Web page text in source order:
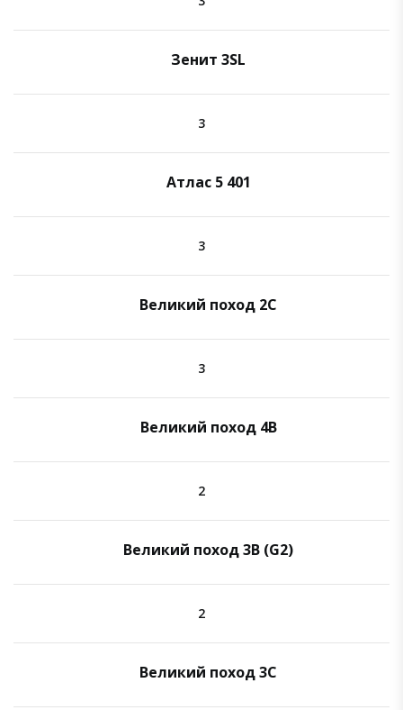
Зенит 3SL
3
Атлас 5 401
3
Великий поход 2C
3
Великий поход 4B
2
Великий поход 3B (G2)
2
Великий поход 3C